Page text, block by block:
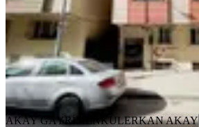
Bahçe katı
23.000 ₺
AKAY GAYRİMENKULERKAN AKAY
Ara
AKAY GAYRİMENKULERKAN AKAY